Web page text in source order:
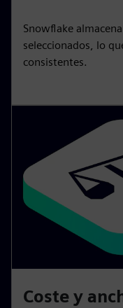
Snowflake
seleccionados, lo
consistentes.
Coste y